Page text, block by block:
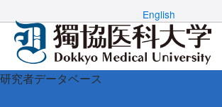
English
研究者データベース